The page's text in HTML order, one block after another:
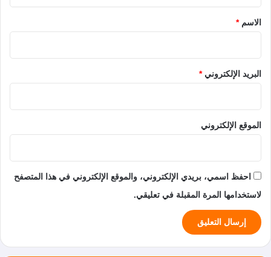
*الاسم*
البريد الإلكتروني*
الموقع الإلكتروني
احفظ اسمي، بريدي الإلكتروني، والموقع الإلكتروني في هذا المتصفح
لاستخدامها المرة المقبلة في تعليقي.